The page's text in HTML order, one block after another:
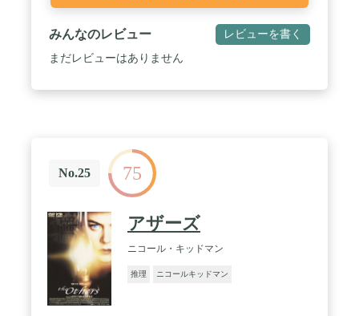
みんなのレビュー レビューを書く
まだレビューはありません
No.25 75
アザーズ
ニコール・キッドマン
推理 ニコールキッドマン